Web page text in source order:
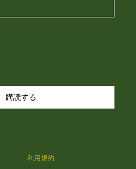
利用規約